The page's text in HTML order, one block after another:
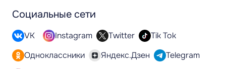
Социальные сети
VK Instagram Twitter
Tik Tok
Одноклассники
Яндекс.Дзен
Telegram